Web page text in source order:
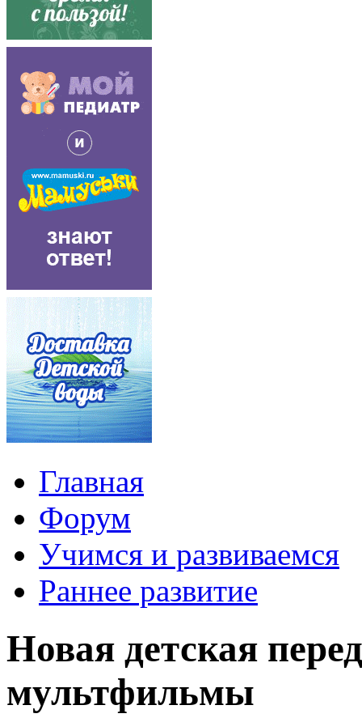
Главная
Форум
Учимся и развиваемся
Раннее развитие
Новая детская
мультфильмы